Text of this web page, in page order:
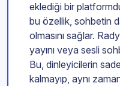
eklediği bir
bu özellik, sohbetin
olmasını sağlar.
yayını veya sesli
Bu, dinleyicilerin
kalmayıp, aynı